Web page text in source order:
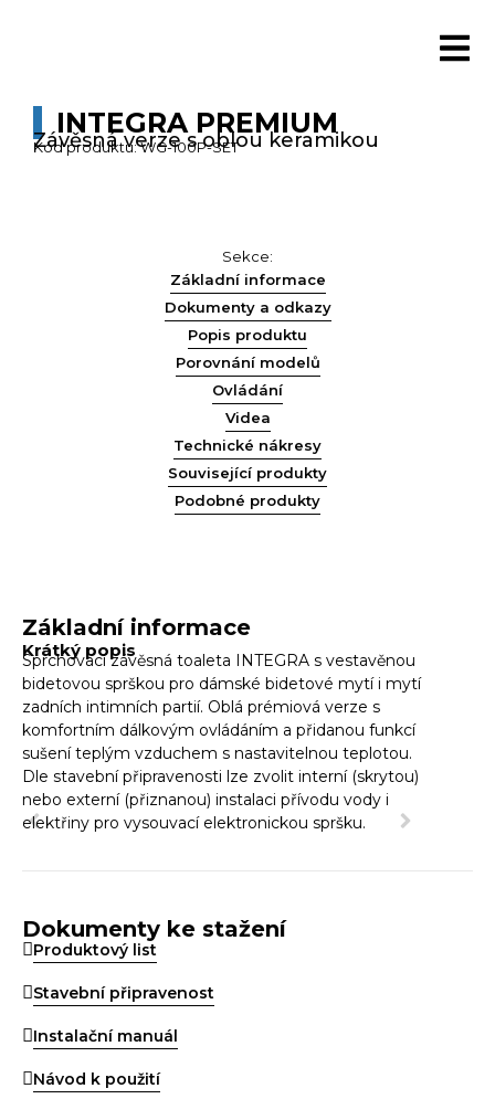
INTEGRA PREMIUM
Závěsná verze s oblou keramikou
Kód produktu: WG-100P-SET
Sekce:
Základní informace
Dokumenty a odkazy
Popis produktu
Porovnání modelů
Ovládání
Videa
Technické nákresy
Související produkty
Podobné produkty
Základní informace
Krátký popis
Sprchovací závěsná toaleta INTEGRA s vestavěnou
bidetovou sprškou pro dámské bidetové mytí i mytí
zadních intimních partií. Oblá prémiová verze s
komfortním dálkovým ovládáním a přidanou funkcí
sušení teplým vzduchem s nastavitelnou teplotou.
Dle stavební připravenosti lze zvolit interní (skrytou)
nebo externí (přiznanou) instalaci přívodu vody i
elektřiny pro vysouvací elektronickou spršku.
Dokumenty ke stažení
Produktový list
Stavební připravenost
Instalační manuál
Návod k použití